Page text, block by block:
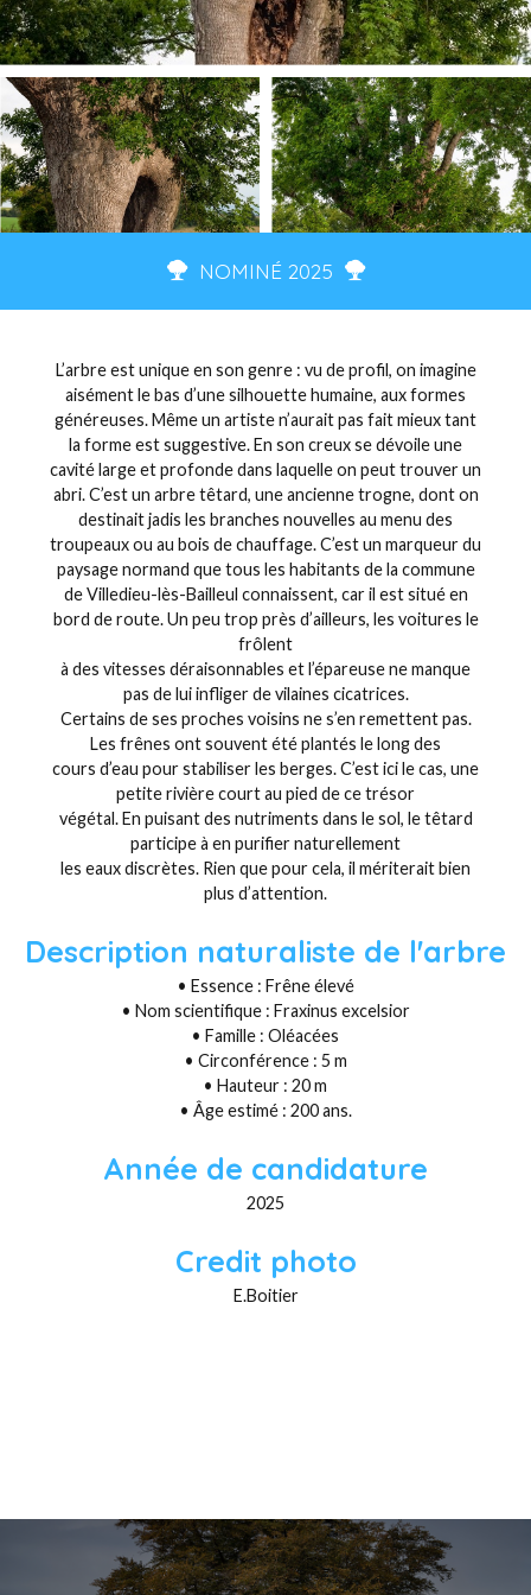
NOMINÉ 2025
L’arbre est unique en son genre : vu de profil, on imagine
aisément le bas d’une silhouette humaine, aux formes
généreuses. Même un artiste n’aurait pas fait mieux tant
la forme est suggestive. En son creux se dévoile une
cavité large et profonde dans laquelle on peut trouver un
abri. C’est un arbre têtard, une ancienne trogne, dont on
destinait jadis les branches nouvelles au menu des
troupeaux ou au bois de chauffage. C’est un marqueur du
paysage normand que tous les habitants de la commune
de Villedieu-lès-Bailleul connaissent, car il est situé en
bord de route. Un peu trop près d’ailleurs, les voitures le
frôlent
à des vitesses déraisonnables et l’épareuse ne manque
pas de lui infliger de vilaines cicatrices.
Certains de ses proches voisins ne s’en remettent pas.
Les frênes ont souvent été plantés le long des
cours d’eau pour stabiliser les berges. C’est ici le cas, une
petite rivière court au pied de ce trésor
végétal. En puisant des nutriments dans le sol, le têtard
participe à en purifier naturellement
les eaux discrètes. Rien que pour cela, il mériterait bien
plus d’attention.
Description naturaliste de l'arbre
• Essence : Frêne élevé
• Nom scientifique : Fraxinus excelsior
• Famille : Oléacées
• Circonférence : 5 m
• Hauteur : 20 m
• Âge estimé : 200 ans.
Année de candidature
2025
Credit photo
E.Boitier